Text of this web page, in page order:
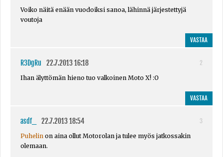
Voiko näitä enään vuodoiksi sanoa, lähinnä järjestettyjä
voutoja
VASTAA
R3DgRu 22.7.2013 16:18
2
Ihan älyttömän hieno tuo valkoinen Moto X! :O
VASTAA
asdf_ 22.7.2013 18:54
3
Puhelin on aina ollut Motorolan ja tulee myös jatkossakin
olemaan.